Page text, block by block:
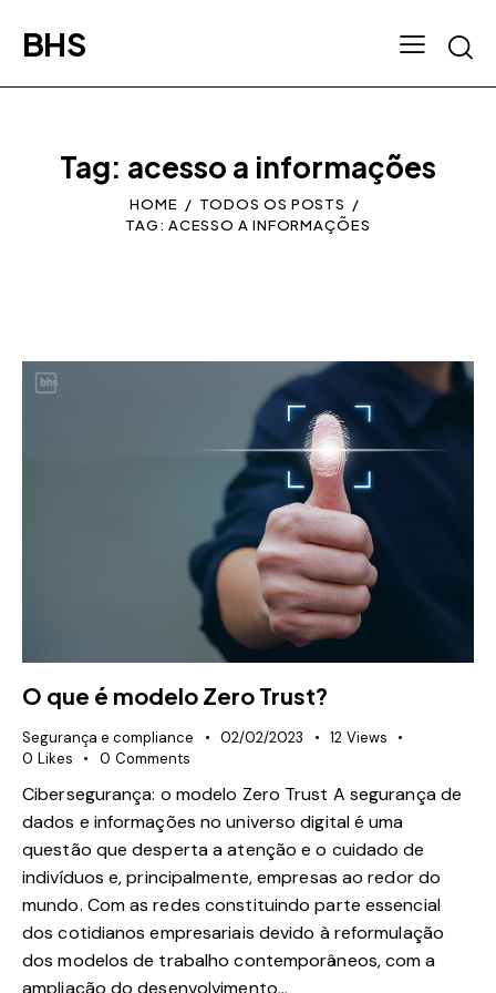
BHS
Tag: acesso a informações
HOME
TODOS OS POSTS
TAG: ACESSO A INFORMAÇÕES
O que é modelo Zero Trust?
Segurança e compliance 02/02/2023 12 Views
0 Likes 0 Comments
Cibersegurança: o modelo Zero Trust A segurança de
dados e informações no universo digital é uma
questão que desperta a atenção e o cuidado de
indivíduos e, principalmente, empresas ao redor do
mundo. Com as redes constituindo parte essencial
dos cotidianos empresariais devido à reformulação
dos modelos de trabalho contemporâneos, com a
ampliação do desenvolvimento…